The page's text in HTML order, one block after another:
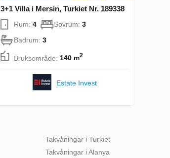
3+1 Villa i Mersin, Turkiet Nr. 189338
Rum: 4 Sovrum: 3
Badrum: 3
Bruksområde: 140 m2
Estate Invest
Takvåningar i Turkiet
Takvåningar i Alanya